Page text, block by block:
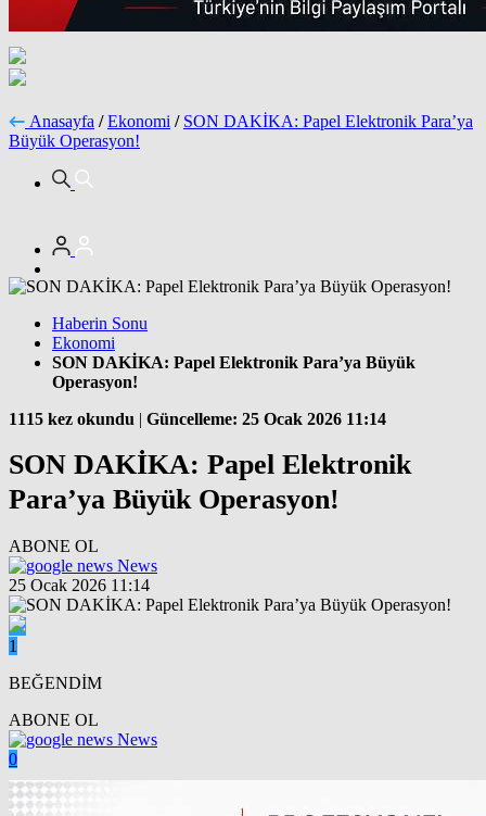
Anasayfa / Ekonomi / SON DAKİKA: Papel Elektronik Para’ya
Büyük Operasyon!
Haberin Sonu
Ekonomi
SON DAKİKA: Papel Elektronik Para’ya Büyük
Operasyon!
1115 kez okundu | Güncelleme: 25 Ocak 2026 11:14
SON DAKİKA: Papel Elektronik
Para’ya Büyük Operasyon!
ABONE OL
News
25 Ocak 2026 11:14
1
BEĞENDİM
ABONE OL
News
0